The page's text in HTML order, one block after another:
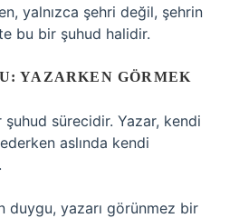
yalnızca şehri değil, şehrin
bu bir şuhud halidir.
YAZARKEN GÖRMEK
sürecidir. Yazar, kendi
aslında kendi
duygu, yazarı görünmez bir